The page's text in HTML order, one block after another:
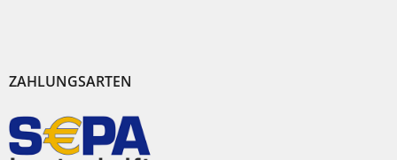
ZAHLUNGSARTEN